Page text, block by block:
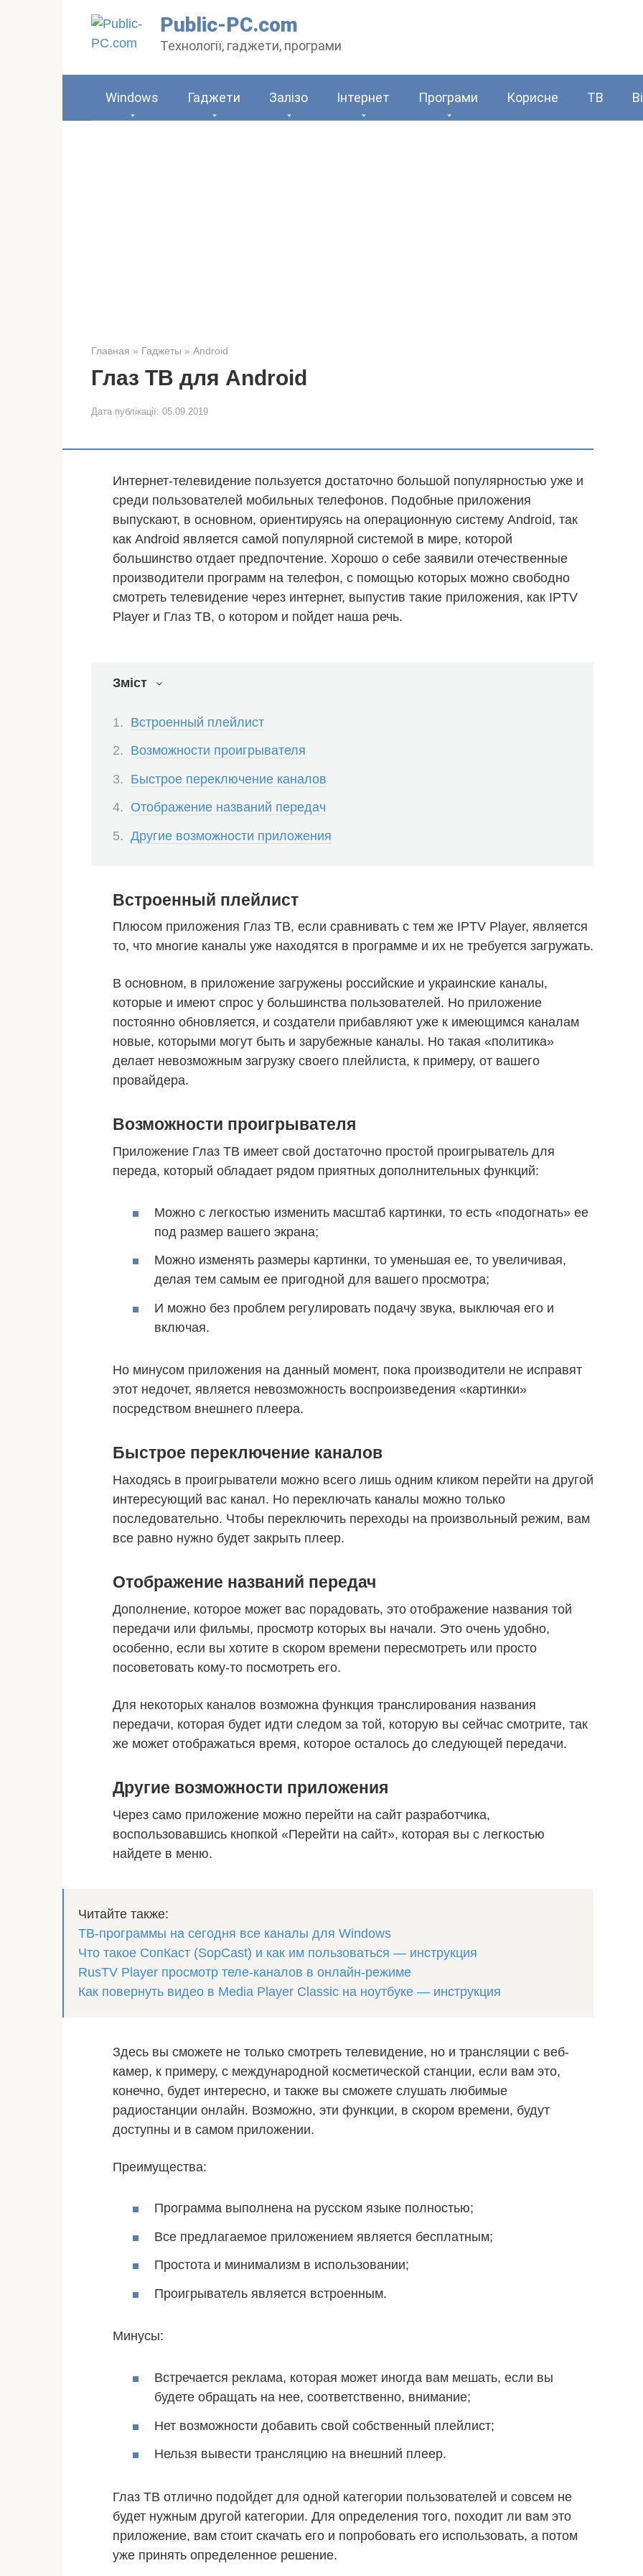
Public-PC.com
Технології, гаджети, програми
Windows Гаджети Залізо Інтернет Програми Корисне ТВ
Главная » Гаджеты » Android
Глаз ТВ для Android
Дата публікації: 05.09.2019
Интернет-телевидение пользуется достаточно большой популярностью уже и
среди пользователей мобильных телефонов. Подобные приложения
выпускают, в основном, ориентируясь на операционную систему Android, так
как Android является самой популярной системой в мире, которой
большинство отдает предпочтение. Хорошо о себе заявили отечественные
производители программ на телефон, с помощью которых можно свободно
смотреть телевидение через интернет, выпустив такие приложения, как IPTV
Player и Глаз ТВ, о котором и пойдет наша речь.
Зміст
Встроенный плейлист
Возможности проигрывателя
Быстрое переключение каналов
Отображение названий передач
Другие возможности приложения
Встроенный плейлист
Плюсом приложения Глаз ТВ, если сравнивать с тем же IPTV Player, является
то, что многие каналы уже находятся в программе и их не требуется загружать.
В основном, в приложение загружены российские и украинские каналы,
которые и имеют спрос у большинства пользователей. Но приложение
постоянно обновляется, и создатели прибавляют уже к имеющимся каналам
новые, которыми могут быть и зарубежные каналы. Но такая «политика»
делает невозможным загрузку своего плейлиста, к примеру, от вашего
провайдера.
Возможности проигрывателя
Приложение Глаз ТВ имеет свой достаточно простой проигрыватель для
переда, который обладает рядом приятных дополнительных функций:
Можно с легкостью изменить масштаб картинки, то есть «подогнать» ее
под размер вашего экрана;
Можно изменять размеры картинки, то уменьшая ее, то увеличивая,
делая тем самым ее пригодной для вашего просмотра;
И можно без проблем регулировать подачу звука, выключая его и
включая.
Но минусом приложения на данный момент, пока производители не исправят
этот недочет, является невозможность воспроизведения «картинки»
посредством внешнего плеера.
Быстрое переключение каналов
Находясь в проигрыватели можно всего лишь одним кликом перейти на другой
интересующий вас канал. Но переключать каналы можно только
последовательно. Чтобы переключить переходы на произвольный режим, вам
все равно нужно будет закрыть плеер.
Отображение названий передач
Дополнение, которое может вас порадовать, это отображение названия той
передачи или фильмы, просмотр которых вы начали. Это очень удобно,
особенно, если вы хотите в скором времени пересмотреть или просто
посоветовать кому-то посмотреть его.
Для некоторых каналов возможна функция транслирования названия
передачи, которая будет идти следом за той, которую вы сейчас смотрите, так
же может отображаться время, которое осталось до следующей передачи.
Другие возможности приложения
Через само приложение можно перейти на сайт разработчика,
воспользовавшись кнопкой «Перейти на сайт», которая вы с легкостью
найдете в меню.
Читайте также:
ТВ-программы на сегодня все каналы для Windows
Что такое СопКаст (SopCast) и как им пользоваться — инструкция
RusTV Player просмотр теле-каналов в онлайн-режиме
Как повернуть видео в Media Player Classic на ноутбуке — инструкция
Здесь вы сможете не только смотреть телевидение, но и трансляции с веб-
камер, к примеру, с международной косметической станции, если вам это,
конечно, будет интересно, и также вы сможете слушать любимые
радиостанции онлайн. Возможно, эти функции, в скором времени, будут
доступны и в самом приложении.
Преимущества:
Программа выполнена на русском языке полностью;
Все предлагаемое приложением является бесплатным;
Простота и минимализм в использовании;
Проигрыватель является встроенным.
Минусы:
Встречается реклама, которая может иногда вам мешать, если вы
будете обращать на нее, соответственно, внимание;
Нет возможности добавить свой собственный плейлист;
Нельзя вывести трансляцию на внешний плеер.
Глаз ТВ отлично подойдет для одной категории пользователей и совсем не
будет нужным другой категории. Для определения того, походит ли вам это
приложение, вам стоит скачать его и попробовать его использовать, а потом
уже принять определенное решение.